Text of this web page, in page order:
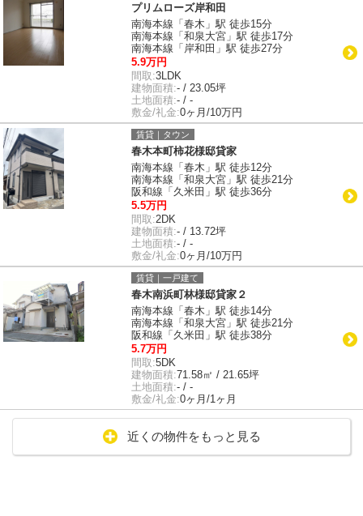
プリムローズ岸和田
南海本線「春木」駅 徒歩15分
南海本線「和泉大宮」駅 徒歩17分
南海本線「岸和田」駅 徒歩27分
5.9万円
間取:3LDK
建物面積:- / 23.05坪
土地面積:- / -
敷金/礼金:0ヶ月/10万円
賃貸｜タウン
春木本町柿花様邸貸家
南海本線「春木」駅 徒歩12分
南海本線「和泉大宮」駅 徒歩21分
阪和線「久米田」駅 徒歩36分
5.5万円
間取:2DK
建物面積:- / 13.72坪
土地面積:- / -
敷金/礼金:0ヶ月/10万円
賃貸｜一戸建て
春木南浜町林様邸貸家２
南海本線「春木」駅 徒歩14分
南海本線「和泉大宮」駅 徒歩21分
阪和線「久米田」駅 徒歩38分
5.7万円
間取:5DK
建物面積:71.58㎡ / 21.65坪
土地面積:- / -
敷金/礼金:0ヶ月/1ヶ月
近くの物件をもっと見る